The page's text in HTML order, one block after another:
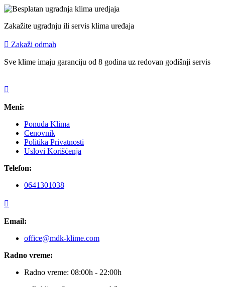
Zakažite ugradnju ili servis klima uređaja
Zakaži odmah
Sve klime imaju garanciju od 8 godina uz redovan godišnji servis
Meni:
Ponuda Klima
Cenovnik
Politika Privatnosti
Uslovi Korišćenja
Telefon:
0641301038
Email:
office@mdk-klime.com
Radno vreme:
Radno vreme: 08:00h - 22:00h